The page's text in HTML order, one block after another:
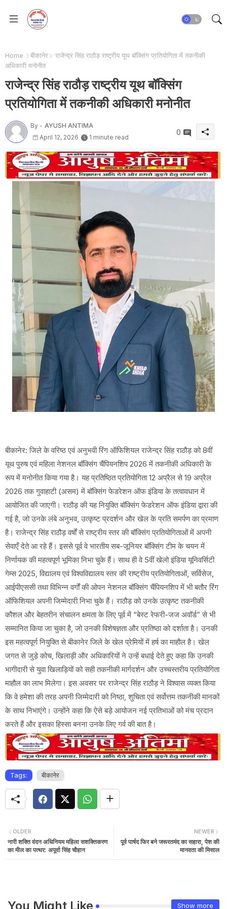
Home बीकानेर
राजेन्द्र सिंह राठौड़ राष्ट्रीय यूथ बॉक्सिंग प्रतियोगिता में तकनीकी
अधिकारी मनोनीत
राजेन्द्र सिंह राठौड़ राष्ट्रीय यूथ बॉक्सिंग
प्रतियोगिता में तकनीकी अधिकारी मनोनीत
By - AYUSH ANTIMA
April 12, 2026
1 minute read
0
बीकानेर: जिले के वरिष्ठ एवं अनुभवी रिंग ऑफिशियल राजेन्द्र सिंह राठौड़ को 8वीं
यूथ पुरुष एवं महिला नेशनल बॉक्सिंग चैंपियनशिप 2026 में तकनीकी अधिकारी के
रूप में मनोनीत किया गया है। यह प्रतिष्ठित प्रतियोगिता 12 अप्रैल से 19 अप्रैल
2026 तक गुवाहाटी (असम) में बॉक्सिंग फेडरेशन ऑफ इंडिया के तत्वावधान में
आयोजित की जाएगी। राठौड़ की यह नियुक्ति बॉक्सिंग फेडरेशन ऑफ इंडिया द्वारा की
गई है, जो उनके लंबे अनुभव, उत्कृष्ट प्रदर्शन और खेल के प्रति समर्पण का प्रमाण
है। राजेन्द्र सिंह राठौड़ वर्षों से राष्ट्रीय स्तर की बॉक्सिंग प्रतियोगिताओं में अपनी
सेवाएँ देते आ रहे हैं। इससे पूर्व वे भारतीय सब-जूनियर बॉक्सिंग टीम के चयन में
निर्णायक की महत्वपूर्ण भूमिका निभा चुके हैं। साथ ही वे 5वीं खेलो इंडिया यूनिवर्सिटी
गेम्स 2025, विद्यालय एवं विश्वविद्यालय स्तर की राष्ट्रीय प्रतियोगिताओं, सर्विसेज,
आईपीएससी तथा विभिन्न वर्गों की ओपन नेशनल बॉक्सिंग चैंपियनशिप में भी बतौर रिंग
ऑफिशियल अपनी जिम्मेदारी निभा चुके हैं। राठौड़ को उनके उत्कृष्ट तकनीकी
कौशल और बेहतरीन संचालन क्षमता के लिए पूर्व में “बेस्ट रेफरी-जज अवॉर्ड” से भी
सम्मानित किया जा चुका है, जो उनकी विशेषज्ञता और प्रतिष्ठा को दर्शाता है। उनकी
इस महत्वपूर्ण नियुक्ति से बीकानेर जिले के खेल प्रेमियों में हर्ष का माहौल है। खेल
जगत से जुड़े कोच, खिलाड़ी और अधिकारियों ने उन्हें बधाई देते हुए कहा कि उनकी
भागीदारी से युवा खिलाड़ियों को सही तकनीकी मार्गदर्शन और उच्चस्तरीय प्रतियोगिता
माहौल का लाभ मिलेगा। इस अवसर पर राजेन्द्र सिंह राठौड़ ने विश्वास व्यक्त किया
कि वे हमेशा की तरह अपनी जिम्मेदारी को निष्ठा, शुचिता एवं सर्वोत्तम तकनीकी मानकों
के साथ निभाएंगे। उन्होंने कहा कि ऐसे बड़े आयोजन नई प्रतिभाओं को मंच प्रदान
करते हैं और इसका हिस्सा बनना उनके लिए गर्व की बात है।
Tags: बीकानेर
NEWER
पूर्व पार्षद फिर बने जरूरतमंद का सहारा, पेश की
मानवता की मिसाल
OLDER
नारी शक्ति वंदन अधिनियम महिला सशक्तिकरण
का मील का पत्थर: अपूर्वा सिंह चौहान
You Might Like Show more